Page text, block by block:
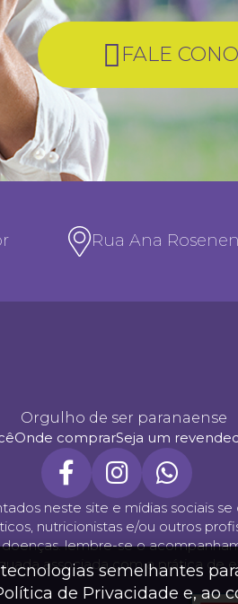
FALE
Rua Ana
Orgulho de ser paranaense
Onde comprarSeja um
neste site e mídias sociais
nutricionistas e/ou outros
lembre-se o
associada com a prática de
semelhantes
de Privacidade e, ao